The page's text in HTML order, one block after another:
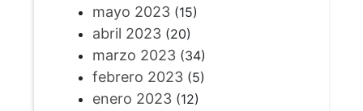
mayo 2023(15)
abril 2023(20)
marzo 2023(34)
febrero 2023(5)
enero 2023(12)